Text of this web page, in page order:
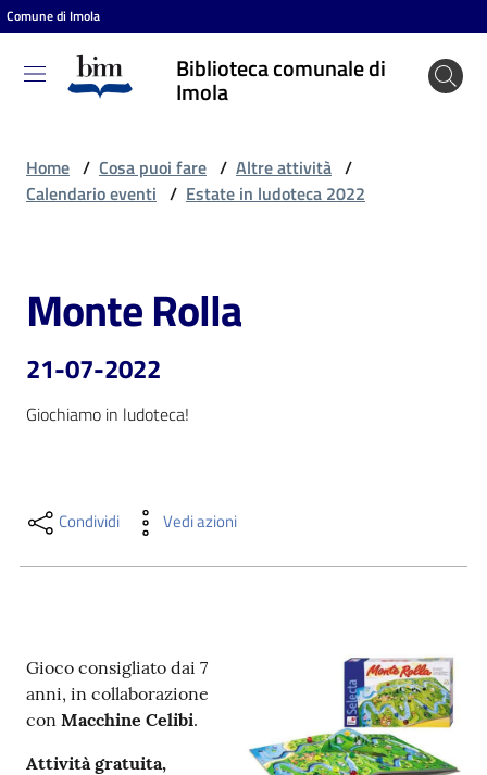
Vai al contenuto
Vai alla navigazione
Vai al footer
Comune di Imola
Biblioteca comunale di
Imola
Biblioteca
comunale
Cosa
puoi
fare
contenuti
Home / Cosa puoi fare / Altre attività /
Calendario eventi / Estate in ludoteca 2022
Salta al contenuto
Monte Rolla
21-07-2022
Giochiamo in ludoteca!
Condividi Vedi azioni
Gioco consigliato dai 7
anni, in collaborazione
con Macchine Celibi.
Attività gratuita,